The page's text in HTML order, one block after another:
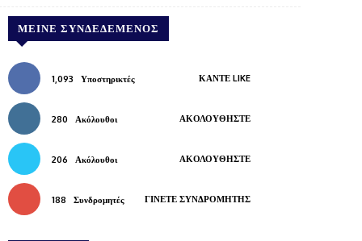
ΜΕΊΝΕ ΣΥΝΔΕΔΕΜΈΝΟΣ
1,093 Υποστηρικτές ΚΆΝΤΕ LIKE
280 Ακόλουθοι ΑΚΟΛΟΥΘΉΣΤΕ
206 Ακόλουθοι ΑΚΟΛΟΥΘΉΣΤΕ
188 Συνδρομητές ΓΊΝΕΤΕ ΣΥΝΔΡΟΜΗΤΉΣ